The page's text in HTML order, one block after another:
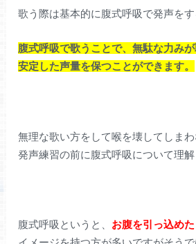
歌う際は基本的に腹式呼吸で発声をす
腹式呼吸で歌うことで、無駄な力み
安定した声量を保つことができます。
無理な歌い方をして喉を壊してしま
発声練習の前に腹式呼吸について理解
腹式呼吸というと、 お腹を引っ込め